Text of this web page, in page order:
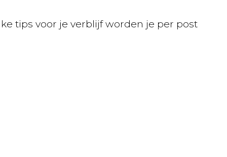
tips voor je verblijf worden je per post